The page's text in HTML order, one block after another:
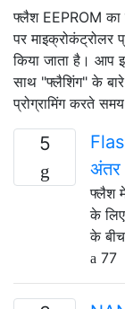
फ्लैश EEPROM का
पर माइक्रोकंट्रोलर
किया जाता है। आप
साथ "फ्लैशिंग" के
प्रोग्रामिंग करते
5
अंतर
फ्लैश
के
के
77